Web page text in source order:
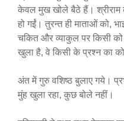
केवल मुख खोले बैठे हैं। श्रीराम
हो गईं। तुरन्त ही माताओं को,
चकित और व्याकुल पर किसी
खुला है, वे किसी के प्रश्न का
अंत में गुरु वशिष्ठ बुलाए गये।
मुंह खुला रहा, कुछ बोले नहीं।